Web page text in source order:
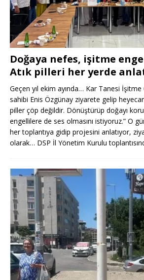
Doğaya nefes, işitme
Atık pilleri her yerde
Geçen yıl ekim ayında… Kar Tanesi İşitme
sahibi Enis Özgünay ziyarete gelip
piller çöp değildir. Dönüştürüp doğayı
engellilere de ses olmasını istiyoruz.” O
her toplantıya gidip projesini anlatıyor,
olarak… DSP İl Yönetim Kurulu